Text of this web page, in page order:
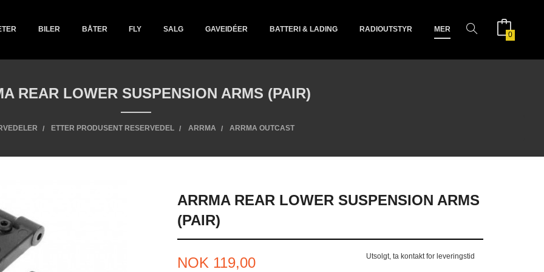
BILER BÅTER FLY SALG GAVEIDÉER BATTERI & LADING RADIOUTSTYR MER
0
REAR LOWER SUSPENSION ARMS (PAIR)
ETTER PRODUSENT RESERVEDEL ARRMA ARRMA OUTCAST
ARRMA REAR LOWER SUSPENSION ARMS
(PAIR)
Pris
NOK 119,00 Utsolgt, ta kontakt for leveringstid